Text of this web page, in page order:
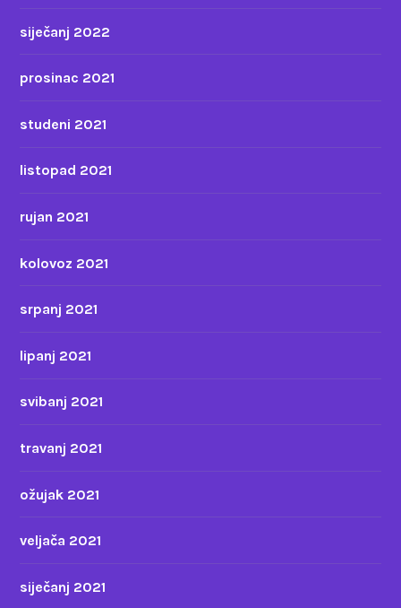
siječanj 2022
prosinac 2021
studeni 2021
listopad 2021
rujan 2021
kolovoz 2021
srpanj 2021
lipanj 2021
svibanj 2021
travanj 2021
ožujak 2021
veljača 2021
siječanj 2021